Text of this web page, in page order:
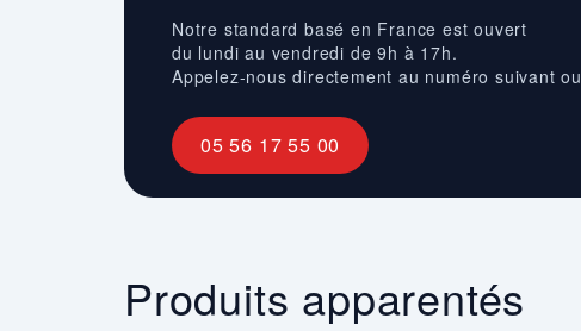
Notre standard basé en France est ouvert
du lundi au vendredi de 9h à 17h.
Appelez-nous directement au numéro suivant ou
05 56 17 55 00
Produits apparentés